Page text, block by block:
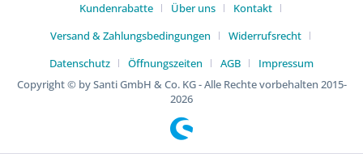
Kundenrabatte Über uns
Kontakt
Versand & Zahlungsbedingungen
Widerrufsrecht
Datenschutz
Öffnungszeiten AGB
Impressum
Copyright © by Santi GmbH & Co. KG - Alle Rechte vorbehalten 2015-
2026